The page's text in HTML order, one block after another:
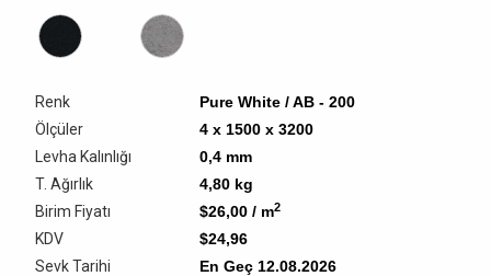
Renk
Ölçüler
Levha Kalınlığı
T. Ağırlık
Birim Fiyatı
KDV
Sevk Tarihi
Pure White / AB - 200
4 x 1500 x 3200
0,4 mm
4,80 kg
$26,00 / m2
$24,96
En Geç 12.08.2026